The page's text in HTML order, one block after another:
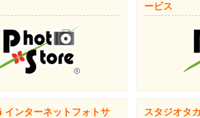
ービス
インターネットフォトサ
スタジオタ